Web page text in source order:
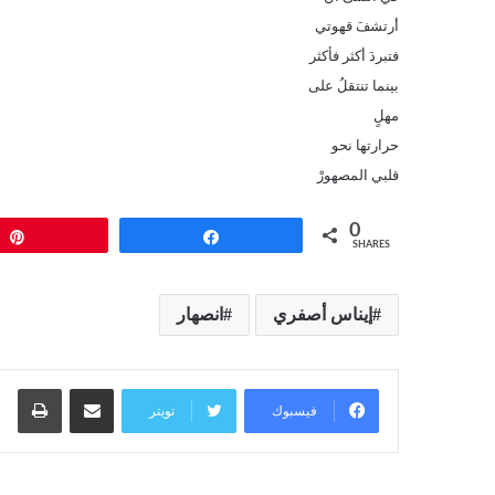
أرتشفَ قهوتي
فتبردَ أكثر فأكثر
بينما تنتقلُ على
مهلٍ
حرارتها نحو
قلبي المصهورْ
0
SHARES
إيناس أصفري انصهار
فيسبوك تويتر
مشاركة عبر البريد